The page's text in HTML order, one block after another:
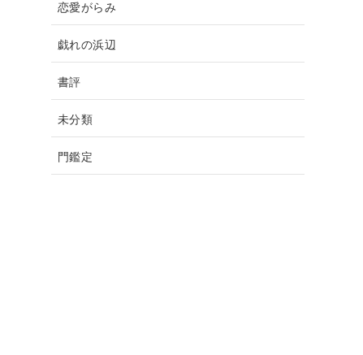
恋愛がらみ
戯れの浜辺
書評
未分類
門鑑定